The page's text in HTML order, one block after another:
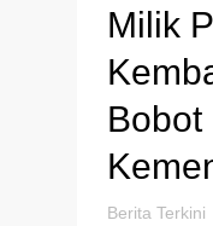
Milik
Bobot
Berita Terkini